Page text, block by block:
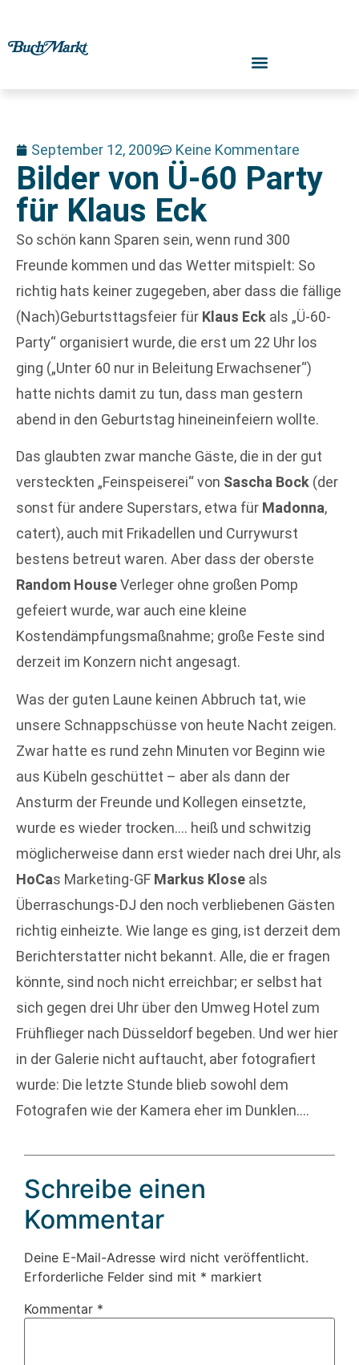
September 12, 2009 Keine Kommentare
Bilder von Ü-60 Party
für Klaus Eck
So schön kann Sparen sein, wenn rund 300
Freunde kommen und das Wetter mitspielt: So
richtig hats keiner zugegeben, aber dass die fällige
(Nach)Geburtsttagsfeier für Klaus Eck als „Ü-60-
Party“ organisiert wurde, die erst um 22 Uhr los
ging („Unter 60 nur in Beleitung Erwachsener“)
hatte nichts damit zu tun, dass man gestern
abend in den Geburtstag hineineinfeiern wollte.
Das glaubten zwar manche Gäste, die in der gut
versteckten „Feinspeiserei“ von Sascha Bock (der
sonst für andere Superstars, etwa für Madonna,
catert), auch mit Frikadellen und Currywurst
bestens betreut waren. Aber dass der oberste
Random HouseVerleger ohne großen Pomp
gefeiert wurde, war auch eine kleine
Kostendämpfungsmaßnahme; große Feste sind
derzeit im Konzern nicht angesagt.
Was der guten Laune keinen Abbruch tat, wie
unsere Schnappschüsse von heute Nacht zeigen.
Zwar hatte es rund zehn Minuten vor Beginn wie
aus Kübeln geschüttet – aber als dann der
Ansturm der Freunde und Kollegen einsetzte,
wurde es wieder trocken…. heiß und schwitzig
möglicherweise dann erst wieder nach drei Uhr, als
HoCas Marketing-GF Markus Klose als
Überraschungs-DJ den noch verbliebenen Gästen
richtig einheizte. Wie lange es ging, ist derzeit dem
Berichterstatter nicht bekannt. Alle, die er fragen
könnte, sind noch nicht erreichbar; er selbst hat
sich gegen drei Uhr über den Umweg Hotel zum
Frühflieger nach Düsseldorf begeben. Und wer hier
in der Galerie nicht auftaucht, aber fotografiert
wurde: Die letzte Stunde blieb sowohl dem
Fotografen wie der Kamera eher im Dunklen….
Schreibe einen
Kommentar
Deine E-Mail-Adresse wird nicht veröffentlicht.
Erforderliche Felder sind mit * markiert
Kommentar *